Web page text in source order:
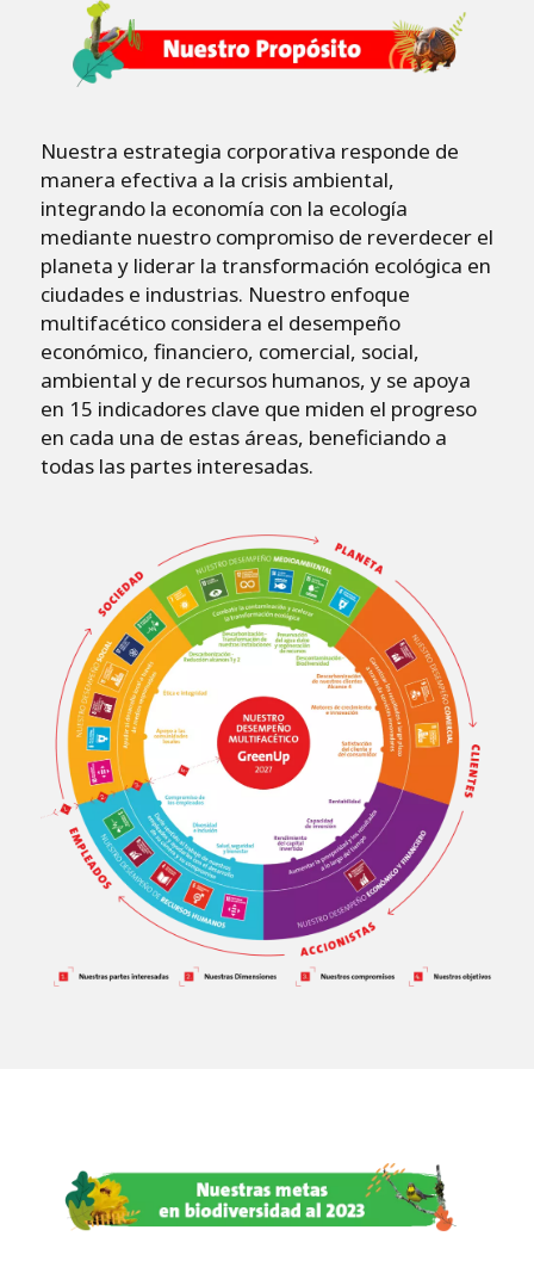
Nuestra estrategia corporativa responde de
manera efectiva a la crisis ambiental,
integrando la economía con la ecología
mediante nuestro compromiso de reverdecer el
planeta y liderar la transformación ecológica en
ciudades e industrias. Nuestro enfoque
multifacético considera el desempeño
económico, financiero, comercial, social,
ambiental y de recursos humanos, y se apoya
en 15 indicadores clave que miden el progreso
en cada una de estas áreas, beneficiando a
todas las partes interesadas.